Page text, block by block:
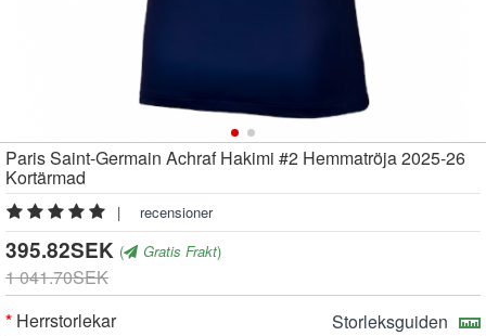
Paris Saint-Germain Achraf Hakimi #2 Hemmatröja 2025-26
Kortärmad
| recensioner
395.82SEK ( Gratis Frakt)
1 041.70SEK
Herrstorlekar
Storleksguiden